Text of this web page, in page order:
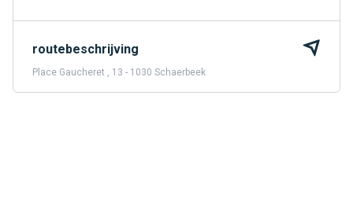
routebeschrijving
Place Gaucheret , 13 - 1030 Schaerbeek